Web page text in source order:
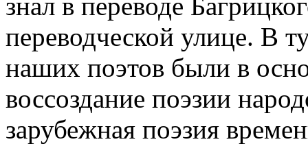
переводческой улице. В
наших поэтов были в
воссоздание поэзии
зарубежная поэзия